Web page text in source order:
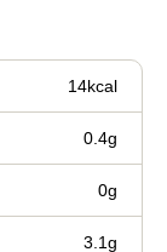
14kcal
0.4g
0g
3.1g